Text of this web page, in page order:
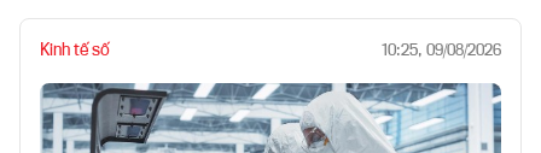
Kinh tế số 10:25, 09/08/2026